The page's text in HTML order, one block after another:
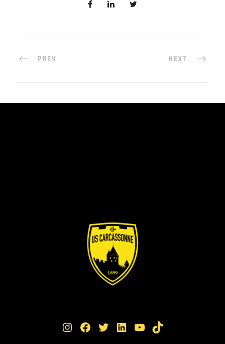
PREV NEXT
Instagram Facebook Twitter LinkedIn YouTube TikTok